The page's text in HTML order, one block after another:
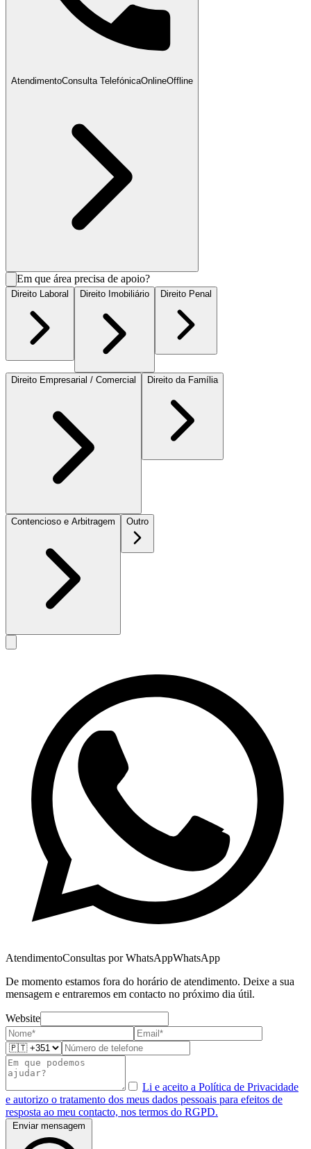
AtendimentoConsulta TelefónicaOnlineOffline
Em que área precisa de apoio?
Direito Laboral Direito Imobiliário Direito Penal
Direito Empresarial / Comercial Direito da Família
Contencioso e Arbitragem Outro
AtendimentoConsultas por WhatsAppWhatsApp
De momento estamos fora do horário de atendimento. Deixe a sua
mensagem e entraremos em contacto no próximo dia útil.
Website
Li e aceito a Política de Privacidade
e autorizo o tratamento dos meus dados pessoais para efeitos de
resposta ao meu contacto, nos termos do RGPD.